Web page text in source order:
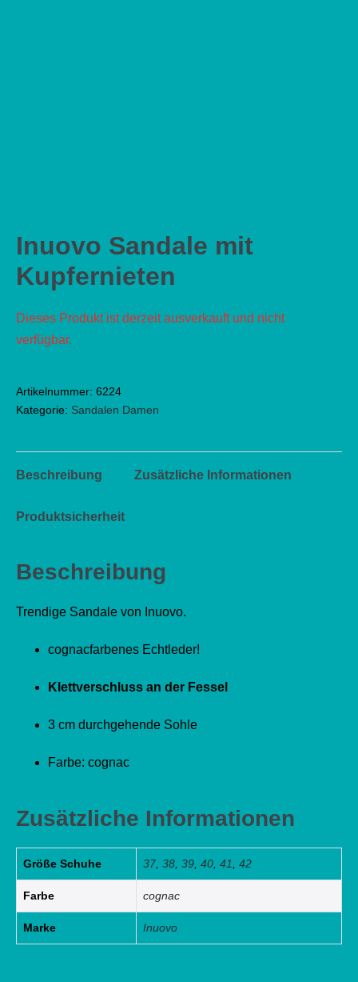
Inuovo Sandale mit
Kupfernieten
Dieses Produkt ist derzeit ausverkauft und nicht
verfügbar.
Artikelnummer: 6224
Kategorie: Sandalen Damen
Beschreibung Zusätzliche Informationen
Produktsicherheit
Beschreibung
Trendige Sandale von Inuovo.
cognacfarbenes Echtleder!
Klettverschluss an der Fessel
3 cm durchgehende Sohle
Farbe: cognac
Zusätzliche Informationen
Größe Schuhe 37 38 39 40 41 42
Farbe cognac
Marke Inuovo